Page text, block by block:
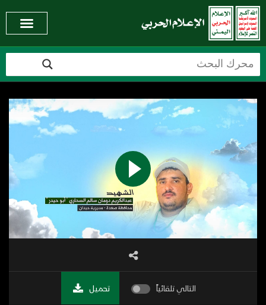
التالي تلقائياً تحميل